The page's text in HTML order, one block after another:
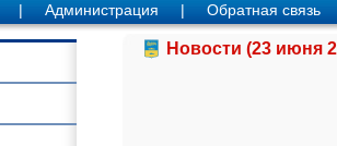
| Администрация | Обратная связь
Новости (23 июня